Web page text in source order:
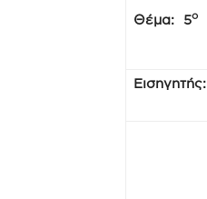
Θέμα: 5ο
Εισηγητής: